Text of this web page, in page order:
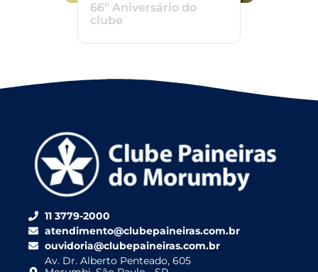
66º Aniversário do
clube
11 3779-2000
atendimento@clubepaineiras.com.br
ouvidoria@clubepaineiras.com.br
Av. Dr. Alberto Penteado, 605